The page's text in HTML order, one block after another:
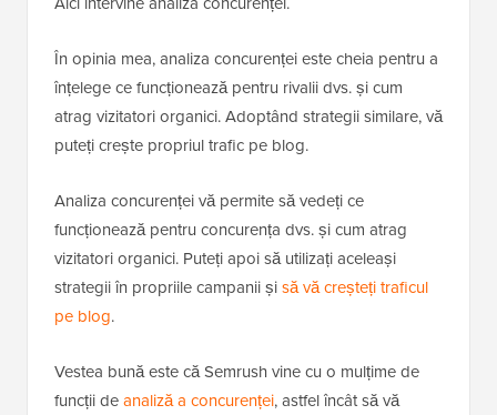
În opinia mea, analiza concurenței este cheia pentru a
înțelege ce funcționează pentru rivalii dvs. și cum
atrag vizitatori organici. Adoptând strategii similare, vă
puteți crește propriul trafic pe blog.
Analiza concurenței vă permite să vedeți ce
funcționează pentru concurența dvs. și cum atrag
vizitatori organici. Puteți apoi să utilizați aceleași
strategii în propriile campanii șisă vă creșteți traficul
pe blog.
Vestea bună este că Semrush vine cu o mulțime de
funcții deanaliză a concurenței, astfel încât să vă